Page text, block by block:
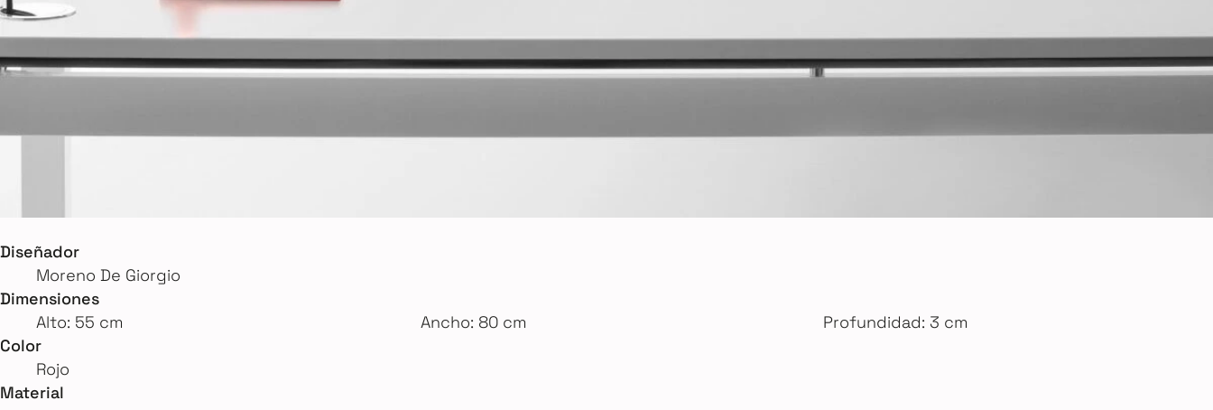
Diseñador
Moreno De Giorgio
Dimensiones
Alto: 55 cm
Ancho: 80 cm
Profundidad: 3 cm
Color
Rojo
Material